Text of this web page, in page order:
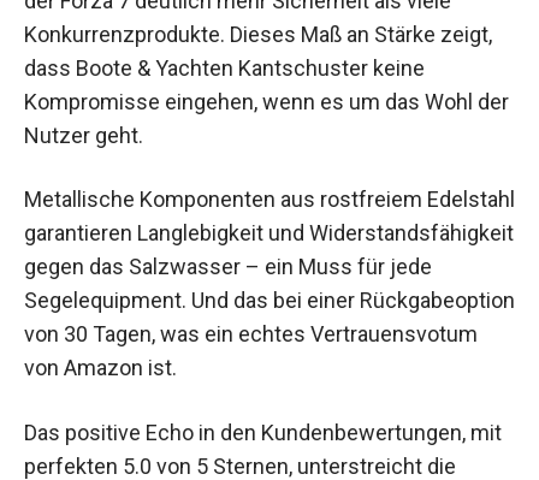
Konkurrenzprodukte. Dieses Maß an Stärke zeigt,
dass Boote & Yachten Kantschuster keine
Kompromisse eingehen, wenn es um das Wohl der
Nutzer geht.
Metallische Komponenten aus rostfreiem Edelstahl
garantieren Langlebigkeit und Widerstandsfähigkeit
gegen das Salzwasser – ein Muss für jede
Segelequipment. Und das bei einer Rückgabeoption
von 30 Tagen, was ein echtes Vertrauensvotum
von Amazon ist.
Das positive Echo in den Kundenbewertungen, mit
perfekten 5.0 von 5 Sternen, unterstreicht die